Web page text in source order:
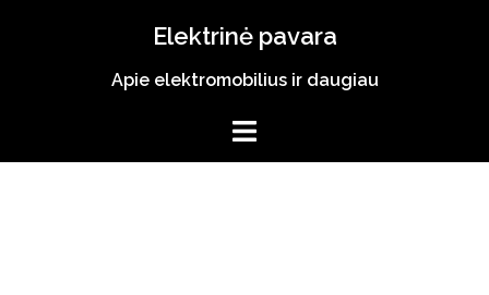
Elektrinė pavara
Apie elektromobilius ir daugiau